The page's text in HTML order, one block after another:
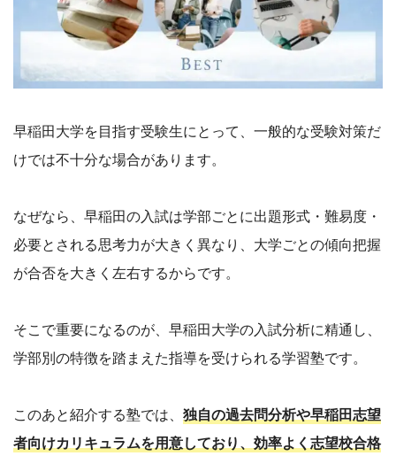
早稲田大学を目指す受験生にとって、一般的な受験対策だ
けでは不十分な場合があります。
なぜなら、早稲田の入試は学部ごとに出題形式・難易度・
必要とされる思考力が大きく異なり、大学ごとの傾向把握
が合否を大きく左右するからです。
そこで重要になるのが、早稲田大学の入試分析に精通し、
学部別の特徴を踏まえた指導を受けられる学習塾です。
このあと紹介する塾では、 独自の過去問分析や早稲田志望
者向けカリキュラムを用意しており、効率よく志望校合格